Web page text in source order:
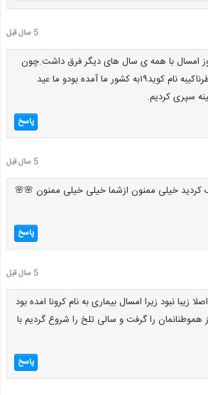
5 سال قبل
امسال با همه ی سال های دیگر فرق داشت.چون
امسال بیماری خطرناکیبه نام کوید۱۹به کشور ما آمده بودو ما عید
سپری کردیم.
پاسخ
5 سال قبل
خیلی ممنون ازشما خیلی خیلی ممنون 🌸🌸
پاسخ
5 سال قبل
زیبا نبود زیرا امسال بیماری به نام کرونا امده بود
هموطنانمان را گرفت و سالی تلخ را شروع گردیم با
پاسخ